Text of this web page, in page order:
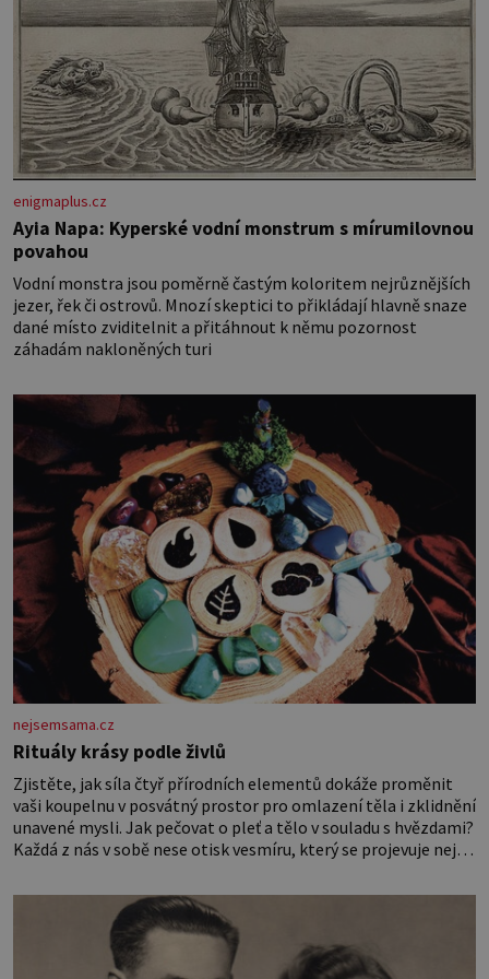
enigmaplus.cz
Ayia Napa: Kyperské vodní monstrum s mírumilovnou
povahou
Vodní monstra jsou poměrně častým koloritem nejrůznějších
jezer, řek či ostrovů. Mnozí skeptici to přikládají hlavně snaze
dané místo zviditelnit a přitáhnout k němu pozornost
záhadám nakloněných turi
nejsemsama.cz
Rituály krásy podle živlů
Zjistěte, jak síla čtyř přírodních elementů dokáže proměnit
vaši koupelnu v posvátný prostor pro omlazení těla i zklidnění
unavené mysli. Jak pečovat o pleť a tělo v souladu s hvězdami?
Každá z nás v sobě nese otisk vesmíru, který se projevuje nejen
Ženy narozené ve znamení Berana, Lva a Střelce v sobě nesou
žár, odvahu a neutuchající elán. Vaše